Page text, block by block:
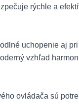
rýchle a
uchopenie aj
vzhľad
ovládača sú